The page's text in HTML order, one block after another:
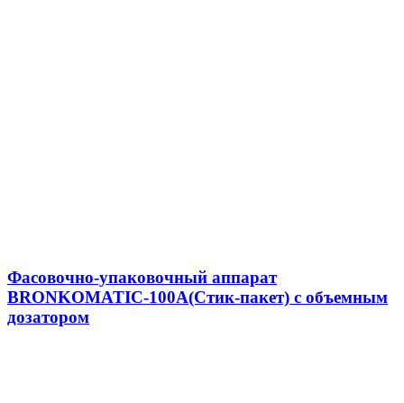
Фасовочно-упаковочный аппарат
BRONKOMATIC-100A(Стик-пакет) с объемным
дозатором